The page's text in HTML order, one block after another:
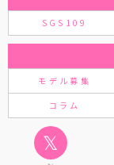
SGS109
モデル募集
コラム
𝕏